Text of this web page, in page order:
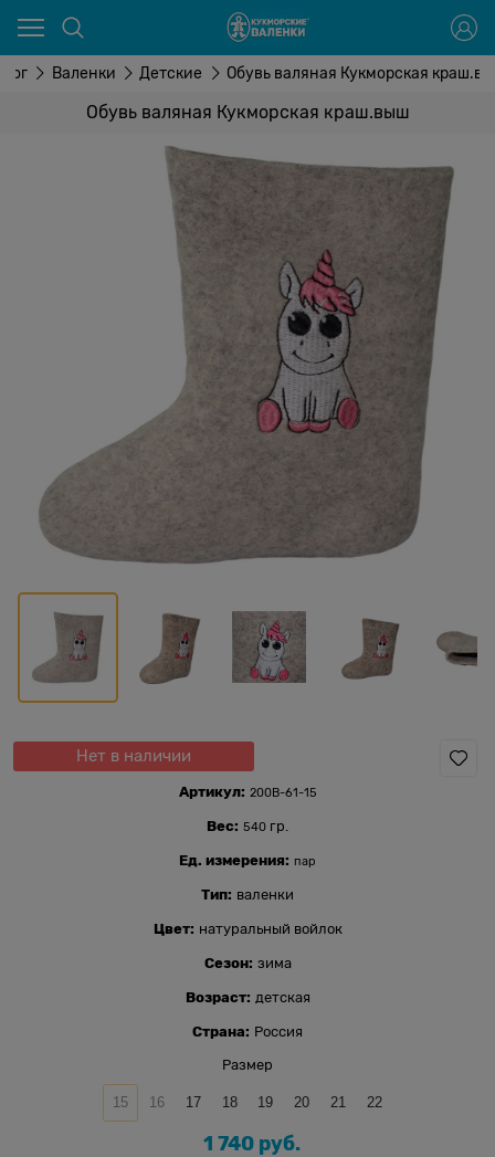
Валенки Детские Обувь валяная Кукморская
Обувь валяная Кукморская краш.выш
Нет в наличии
Артикул: 200В-61-15
Вес: 540 гр.
Ед. измерения: пар
Тип: валенки
Цвет: натуральный войлок
Сезон: зима
Возраст: детская
Страна: Россия
Размер
15 16 17 18 19 20 21 22
1 740 руб.